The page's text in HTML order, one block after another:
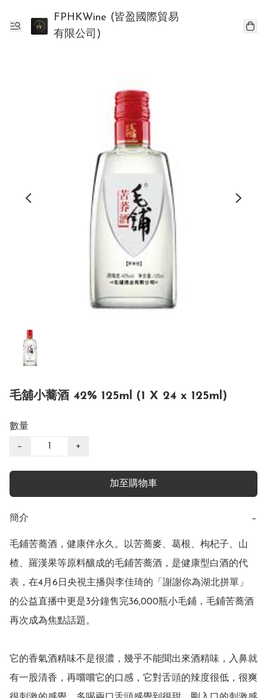
FPHKWine (皆盈國際貿易
有限公司)
毛舖小蕎酒 42% 125ml (1 X 24 x 125ml)
數量
− +
加至購物車
簡介 −
毛鋪苦蕎酒，健康伴永久。以苦蕎麥、葛根、枸杞子、山
楂、羅漢果等原料釀成的毛鋪苦蕎酒，是健康型白酒的代
表，在4月6日央視主播與李佳琦的「謝謝你為湖北拼單」
的公益直播中更是3分鐘售完36,000瓶小毛鋪，毛鋪苦蕎酒
再次成為焦點話題。
它的香氣酒精味不是很濃，幾乎不能聞出來酒精味，入鼻就
有一股清香，再嚐嚐它的口感，它對舌頭的辣度很低，很爽